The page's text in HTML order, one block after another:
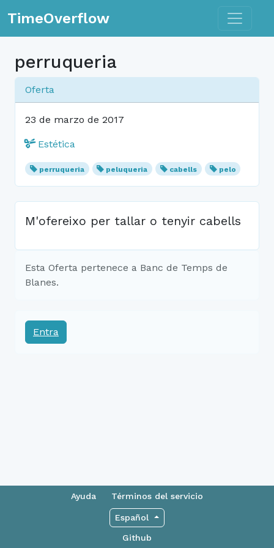
TimeOverflow Toggle
perruqueria
Oferta
23 de marzo de 2017
Estética
perruqueria peluqueria cabells pelo
M'ofereixo per tallar o tenyir cabells
Esta Oferta pertenece a Banc de Temps de
Blanes.
Entra
Ayuda Términos del servicio
Español
Github